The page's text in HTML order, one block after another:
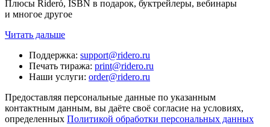
Плюсы Rideró, ISBN в подарок, буктрейлеры, вебинары
и многое другое
Читать дальше
Поддержка: support@ridero.ru
Печать тиража: print@ridero.ru
Наши услуги: order@ridero.ru
Предоставляя персональные данные по указанным
контактным данным, вы даёте своё согласие на условиях,
определенных Политикой обработки персональных данных